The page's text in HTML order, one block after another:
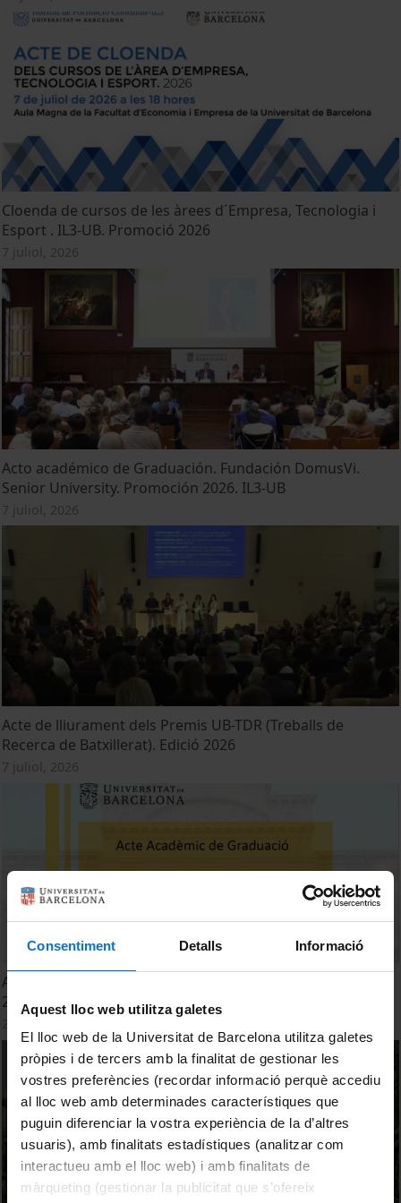
Consentiment Detalls Informació
Aquest lloc web utilitza galetes
El lloc web de la Universitat de Barcelona utilitza galetes
pròpies i de tercers amb la finalitat de gestionar les
vostres preferències (recordar informació perquè accediu
al lloc web amb determinades característiques que
puguin diferenciar la vostra experiència de la d’altres
usuaris), amb finalitats estadístiques (analitzar com
interactueu amb el lloc web) i amb finalitats de
màrqueting (gestionar la publicitat que s’ofereix
Cloenda de cursos de les àrees d´Empresa, Tecnologia i
Esport . IL3-UB. Promoció 2026
7 juliol, 2026
Acto académico de Graduación. Fundación DomusVi.
Senior University. Promoción 2026. IL3-UB
7 juliol, 2026
Acte de lliurament dels Premis UB-TDR (Treballs de
Recerca de Batxillerat). Edició 2026
7 juliol, 2026
Acte de Graduació. 13a. Promoció d'Enginyers Biomèdics
2026